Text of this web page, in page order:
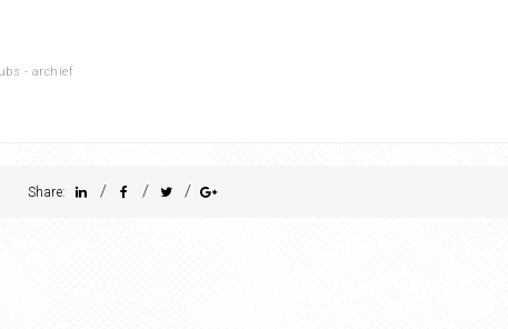
- archief
Share: / / /